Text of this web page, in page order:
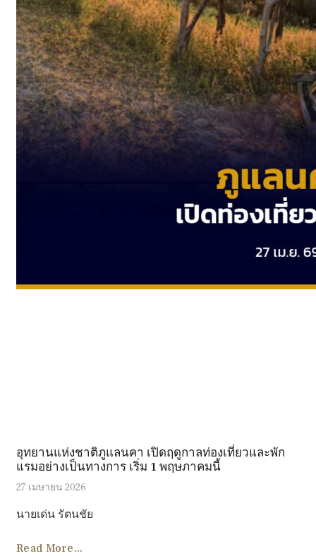
อุทยานแห่งชาติภูแลนคา เปิดฤดูกาลท่องเที่ยวและพัก
แรมอย่างเป็นทางการ เริ่ม 1 พฤษภาคมนี้
27 เมษายน 2026
นายเด่น รัตนชัย
Read More...